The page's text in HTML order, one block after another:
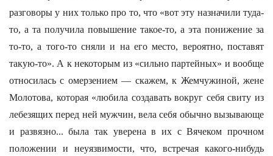
разговоры у них только про то, что «вот эту назначили туда-
то, а та получила повышение такое-то, а эта понижение за
то-то, а того-то сняли и на его место, вероятно, поставят
такую-то». А к некоторым из «сильно партейных» и вообще
относилась с омерзением — скажем, к Жемчужиной, жене
Молотова, которая «любила создавать вокруг себя свиту из
лебезящих перед ней мужчин, вела себя обычно вызывающе
и развязно... была так уверена в их с Вячеком прочном
положении и неуязвимости, что, встречая какого-нибудь